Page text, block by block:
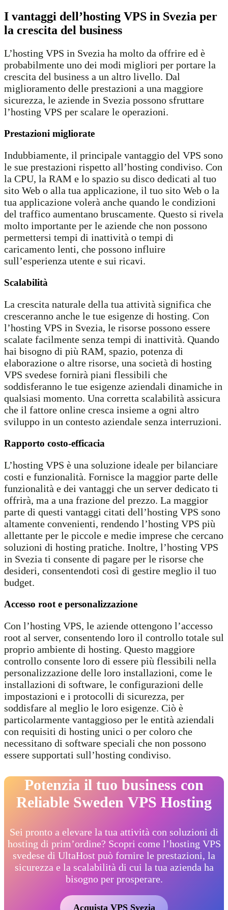
I vantaggi dell’hosting VPS in Svezia per
la crescita del business
L’hosting VPS in Svezia ha molto da offrire ed è
probabilmente uno dei modi migliori per portare la
crescita del business a un altro livello. Dal
miglioramento delle prestazioni a una maggiore
sicurezza, le aziende in Svezia possono sfruttare
l’hosting VPS per scalare le operazioni.
Prestazioni migliorate
Indubbiamente, il principale vantaggio del VPS sono
le sue prestazioni rispetto all’hosting condiviso. Con
la CPU, la RAM e lo spazio su disco dedicati al tuo
sito Web o alla tua applicazione, il tuo sito Web o la
tua applicazione volerà anche quando le condizioni
del traffico aumentano bruscamente. Questo si rivela
molto importante per le aziende che non possono
permettersi tempi di inattività o tempi di
caricamento lenti, che possono influire
sull’esperienza utente e sui ricavi.
Scalabilità
La crescita naturale della tua attività significa che
cresceranno anche le tue esigenze di hosting. Con
l’hosting VPS in Svezia, le risorse possono essere
scalate facilmente senza tempi di inattività. Quando
hai bisogno di più RAM, spazio, potenza di
elaborazione o altre risorse, una società di hosting
VPS svedese fornirà piani flessibili che
soddisferanno le tue esigenze aziendali dinamiche in
qualsiasi momento. Una corretta scalabilità assicura
che il fattore online cresca insieme a ogni altro
sviluppo in un contesto aziendale senza interruzioni.
Rapporto costo-efficacia
L’hosting VPS è una soluzione ideale per bilanciare
costi e funzionalità. Fornisce la maggior parte delle
funzionalità e dei vantaggi che un server dedicato ti
offrirà, ma a una frazione del prezzo. La maggior
parte di questi vantaggi citati dell’hosting VPS sono
altamente convenienti, rendendo l’hosting VPS più
allettante per le piccole e medie imprese che cercano
soluzioni di hosting pratiche. Inoltre, l’hosting VPS
in Svezia ti consente di pagare per le risorse che
desideri, consentendoti così di gestire meglio il tuo
budget.
Accesso root e personalizzazione
Con l’hosting VPS, le aziende ottengono l’accesso
root al server, consentendo loro il controllo totale sul
proprio ambiente di hosting. Questo maggiore
controllo consente loro di essere più flessibili nella
personalizzazione delle loro installazioni, come le
installazioni di software, le configurazioni delle
impostazioni e i protocolli di sicurezza, per
soddisfare al meglio le loro esigenze. Ciò è
particolarmente vantaggioso per le entità aziendali
con requisiti di hosting unici o per coloro che
necessitano di software speciali che non possono
essere supportati sull’hosting condiviso.
Potenzia il tuo business con
Reliable Sweden VPS Hosting
Sei pronto a elevare la tua attività con soluzioni di
hosting di prim’ordine? Scopri come l’hosting VPS
svedese di UltaHost può fornire le prestazioni, la
sicurezza e la scalabilità di cui la tua azienda ha
bisogno per prosperare.
Acquista VPS Svezia